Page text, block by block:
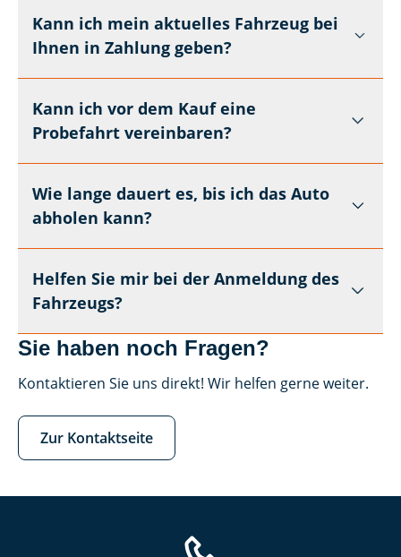
Kann ich mein aktuelles Fahrzeug bei
Ihnen in Zahlung geben?
Kann ich vor dem Kauf eine
Probefahrt vereinbaren?
Wie lange dauert es, bis ich das Auto
abholen kann?
Helfen Sie mir bei der Anmeldung des
Fahrzeugs?
Sie haben noch Fragen?
Kontaktieren Sie uns direkt! Wir helfen gerne weiter.
Zur Kontaktseite